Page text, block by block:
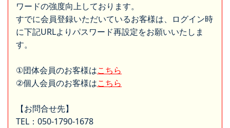
ワードの強度向上しております。
すでに会員登録いただいているお客様は、ログイン時
に下記URLよりパスワード再設定をお願いいたしま
す。
①団体会員のお客様はこちら
②個人会員のお客様はこちら
【お問合せ先】
TEL：050-1790-1678